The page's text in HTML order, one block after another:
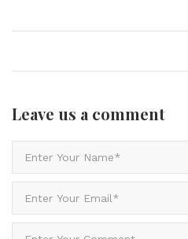
Leave us a comment